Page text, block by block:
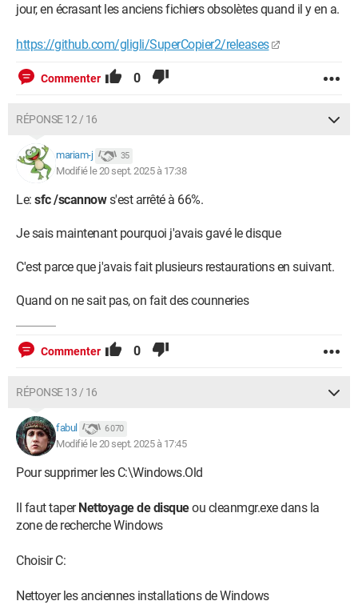
jour, en écrasant les anciens fichiers obsolètes quand il y en a.
https://github.com/gligli/SuperCopier2/releases
Commenter 0
RÉPONSE 12 / 16
mariam-j 35
Modifié le 20 sept. 2025 à 17:38
Le: sfc /scannows'est arrêté à 66%.
Je sais maintenant pourquoi j'avais gavé le disque
C'est parce que j'avais fait plusieurs restaurations en suivant.
Quand on ne sait pas, on fait des counneries
Commenter 0
RÉPONSE 13 / 16
fabul 6 070
Modifié le 20 sept. 2025 à 17:45
Pour supprimer les C:\Windows.Old
Il faut taperNettoyage de disqueou cleanmgr.exe dans la
zone de recherche Windows
Choisir C:
Nettoyer les anciennes installations de Windows